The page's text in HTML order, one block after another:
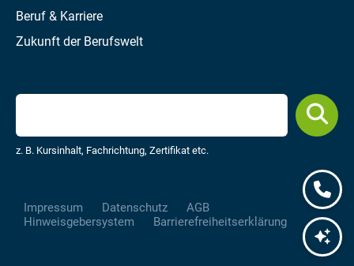
Beruf & Karriere
Zukunft der Berufswelt
z. B. Kursinhalt, Fachrichtung, Zertifikat etc.
Impressum Datenschutz
AGB
Hinweisgebersystem
Barrierefreiheitserklärung